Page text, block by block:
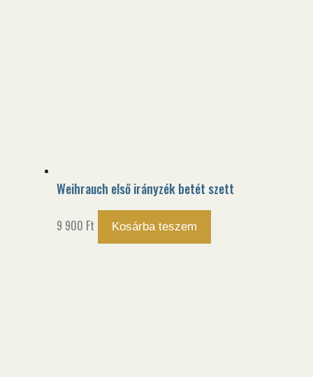
Weihrauch első irányzék betét szett
9 900 Ft Kosárba teszem